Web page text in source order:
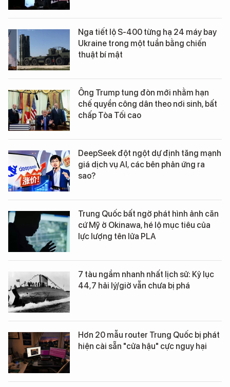
Nga tiết lộ S-400 từng hạ 24 máy bay
Ukraine trong một tuần bằng chiến
thuật bí mật
Ông Trump tung đòn mới nhằm hạn
chế quyền công dân theo nơi sinh, bất
chấp Tòa Tối cao
DeepSeek đột ngột dự định tăng mạnh
giá dịch vụ AI, các bên phản ứng ra
sao?
Trung Quốc bất ngờ phát hình ảnh căn
cứ Mỹ ở Okinawa, hé lộ mục tiêu của
lực lượng tên lửa PLA
7 tàu ngầm nhanh nhất lịch sử: Kỷ lục
44,7 hải lý/giờ vẫn chưa bị phá
Hơn 20 mẫu router Trung Quốc bị phát
hiện cài sẵn "cửa hậu" cực nguy hại